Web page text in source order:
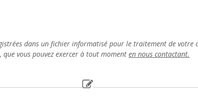
dans un fichier informatisé pour le traitement de votre
vous pouvez exercer à tout moment en nous contactant.